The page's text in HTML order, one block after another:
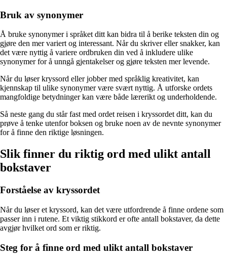
Bruk av synonymer
Å bruke synonymer i språket ditt kan bidra til å berike teksten din og
gjøre den mer variert og interessant. Når du skriver eller snakker, kan
det være nyttig å variere ordbruken din ved å inkludere ulike
synonymer for å unngå gjentakelser og gjøre teksten mer levende.
Når du løser kryssord eller jobber med språklig kreativitet, kan
kjennskap til ulike synonymer være svært nyttig. Å utforske ordets
mangfoldige betydninger kan være både lærerikt og underholdende.
Så neste gang du står fast med ordet reisen i kryssordet ditt, kan du
prøve å tenke utenfor boksen og bruke noen av de nevnte synonymer
for å finne den riktige løsningen.
Slik finner du riktig ord med ulikt antall
bokstaver
Forståelse av kryssordet
Når du løser et kryssord, kan det være utfordrende å finne ordene som
passer inn i rutene. Et viktig stikkord er ofte antall bokstaver, da dette
avgjør hvilket ord som er riktig.
Steg for å finne ord med ulikt antall bokstaver